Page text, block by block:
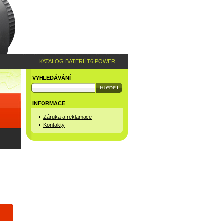
VYHLEDÁVÁNÍ
INFORMACE
Záruka a reklamace
Kontakty
KATALOG BATERIÍ T6 POWER